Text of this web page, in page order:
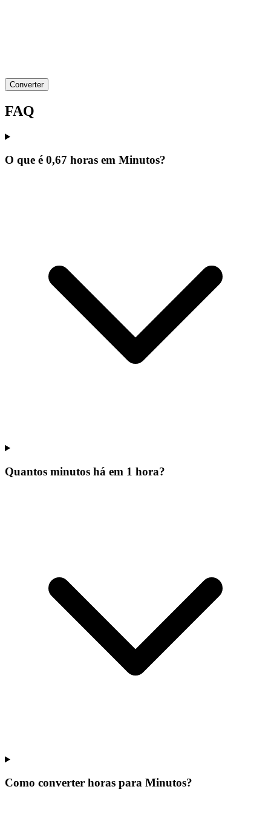
Converter
FAQ
O que é 0,67 horas em Minutos?
Quantos minutos há em 1 hora?
Como converter horas para Minutos?